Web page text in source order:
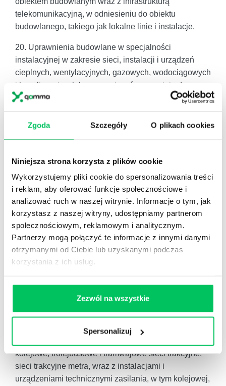
Zgoda Szczegóły O plikach cookies
Niniejsza strona korzysta z plików cookie
Wykorzystujemy pliki cookie do spersonalizowania treści
i reklam, aby oferować funkcje społecznościowe i
analizować ruch w naszej witrynie. Informacje o tym, jak
korzystasz z naszej witryny, udostępniamy partnerom
społecznościowym, reklamowym i analitycznym.
Partnerzy mogą połączyć te informacje z innymi danymi
otrzymanymi od Ciebie lub uzyskanymi podczas
korzystania z ich usług.
Zezwól na wszystkie
Spersonalizuj
telekomunikacyjną, w odniesieniu do obiektu
budowlanego, takiego jak lokalne linie i instalacje.
20. Uprawnienia budowlane w specjalności
instalacyjnej w zakresie sieci, instalacji i urządzeń
cieplnych, wentylacyjnych, gazowych, wodociągowych
i kanalizacyjnych bez ograniczeń uprawniają do
projektowania obiektu budowlanego lub kierowania
budowlanym, takim jak: sieci i instalacje cieplne,
21. Uprawnienia budowlane w specjalności
cieplnych, wentylacyjnych, gazowych, wodociągowych
i kanalizacyjnych w ograniczonym zakresie
uprawniają do projektowania lub kierowania robotami
budowlanymi przy wykonywaniu instalacji wraz z
przyłączami i instalowaniem tych urządzeń dla
obiektów budowlanych o kubaturze do 1000 m3.
22. Uprawnienia budowlane w specjalności
uprawniają do projektowania obiektu budowlanego lub
kierowania robotami budowlanymi związanymi z
obiektem budowlanym, takim jak: sieci, instalacje i
kolejowe, trolejbusowe i tramwajowe sieci trakcyjne,
sieci trakcyjne metra, wraz z instalacjami i
urządzeniami technicznymi zasilania, w tym kolejowej,